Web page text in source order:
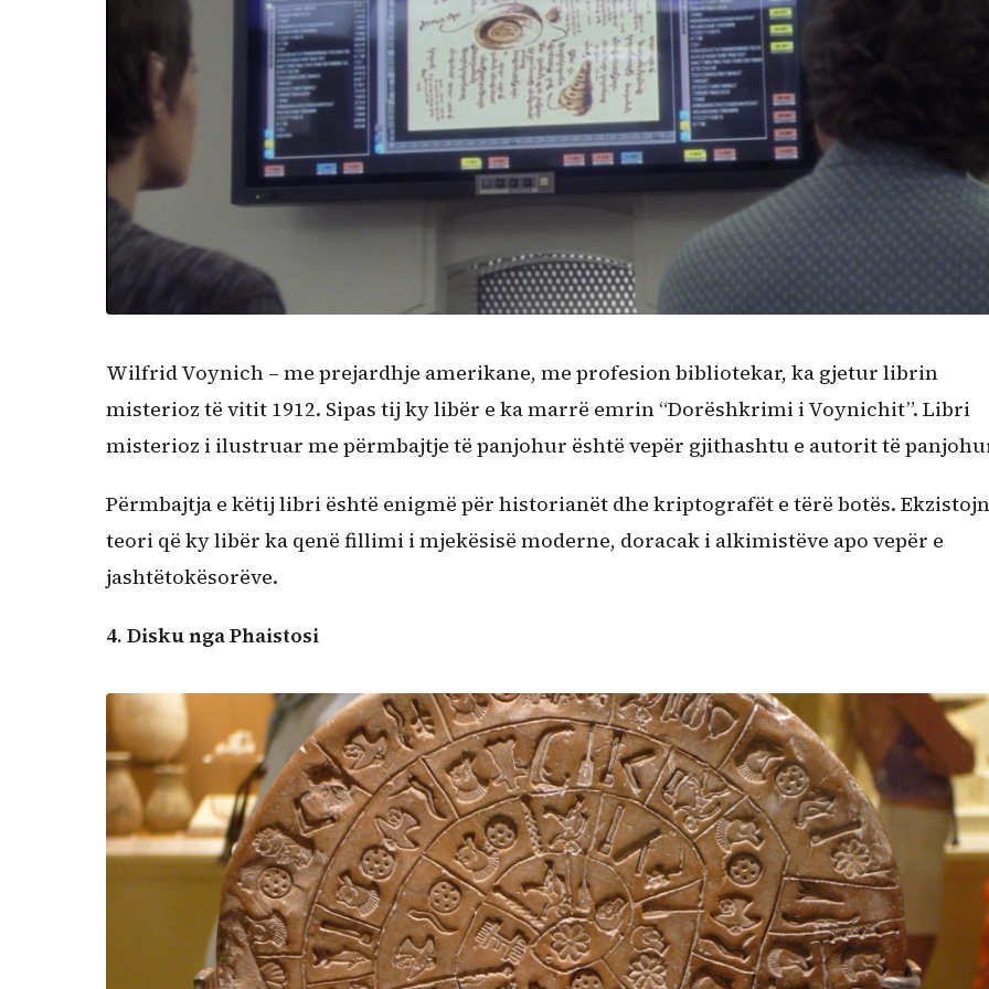
Wilfrid Voynich – me prejardhje amerikane, me profesion bibliotekar, ka gjetur librin
misterioz të vitit 1912. Sipas tij ky libër e ka marrë emrin “Dorëshkrimi i Voynichit”. Libri
misterioz i ilustruar me përmbajtje të panjohur është vepër gjithashtu e autorit të
Përmbajtja e këtij libri është enigmë për historianët dhe kriptografët e tërë botës.
teori që ky libër ka qenë fillimi i mjekësisë moderne, doracak i alkimistëve apo vepër e
jashtëtokësorëve.
4. Disku nga Phaistosi